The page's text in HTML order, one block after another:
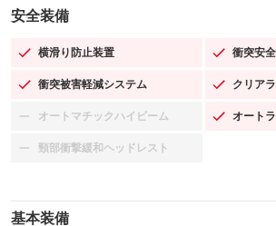
安全装備
横滑り防止装置
：装備あり 衝突安
：装備
衝突被害軽減システム
：装備あり クリア
：装備
オートマチックハイビーム
：装備なし オート
：装備あ
頸部衝撃緩和ヘッドレスト
：装備なし
基本装備